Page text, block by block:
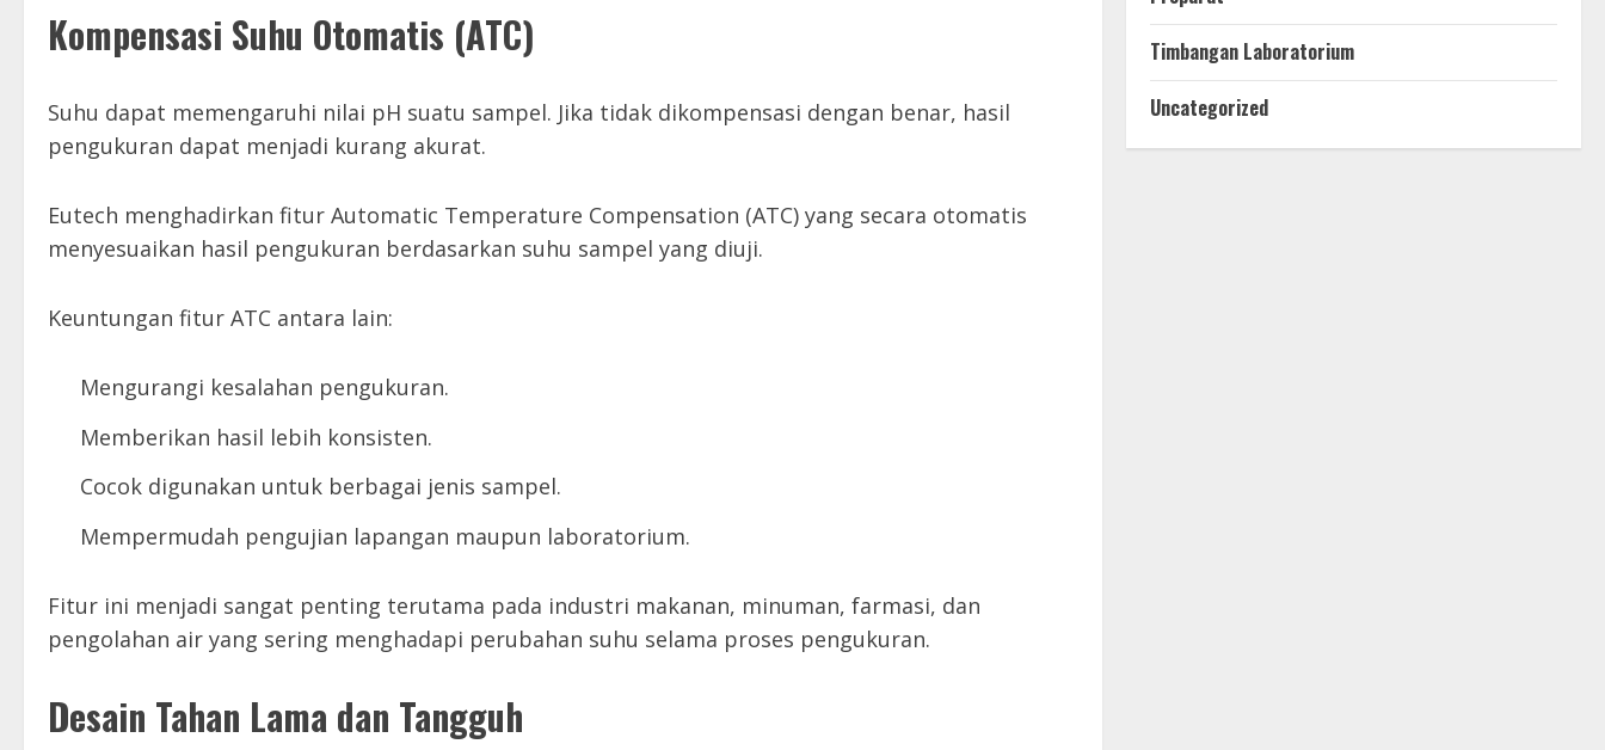
Kompensasi Suhu Otomatis (ATC)
Suhu dapat memengaruhi nilai pH suatu sampel. Jika tidak dikompensasi dengan benar, hasil
pengukuran dapat menjadi kurang akurat.
Eutech menghadirkan fitur Automatic Temperature Compensation (ATC) yang secara otomatis
menyesuaikan hasil pengukuran berdasarkan suhu sampel yang diuji.
Keuntungan fitur ATC antara lain:
Mengurangi kesalahan pengukuran.
Memberikan hasil lebih konsisten.
Cocok digunakan untuk berbagai jenis sampel.
Mempermudah pengujian lapangan maupun laboratorium.
Fitur ini menjadi sangat penting terutama pada industri makanan, minuman, farmasi, dan
pengolahan air yang sering menghadapi perubahan suhu selama proses pengukuran.
Desain Tahan Lama dan Tangguh
Timbangan Laboratorium
Uncategorized